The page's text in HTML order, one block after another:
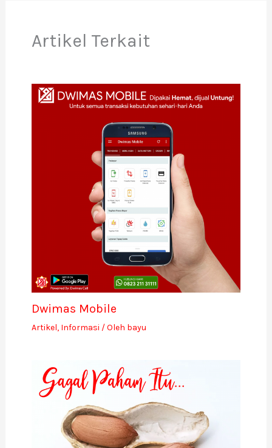
Artikel Terkait
Dwimas Mobile
Artikel, Informasi / Oleh bayu